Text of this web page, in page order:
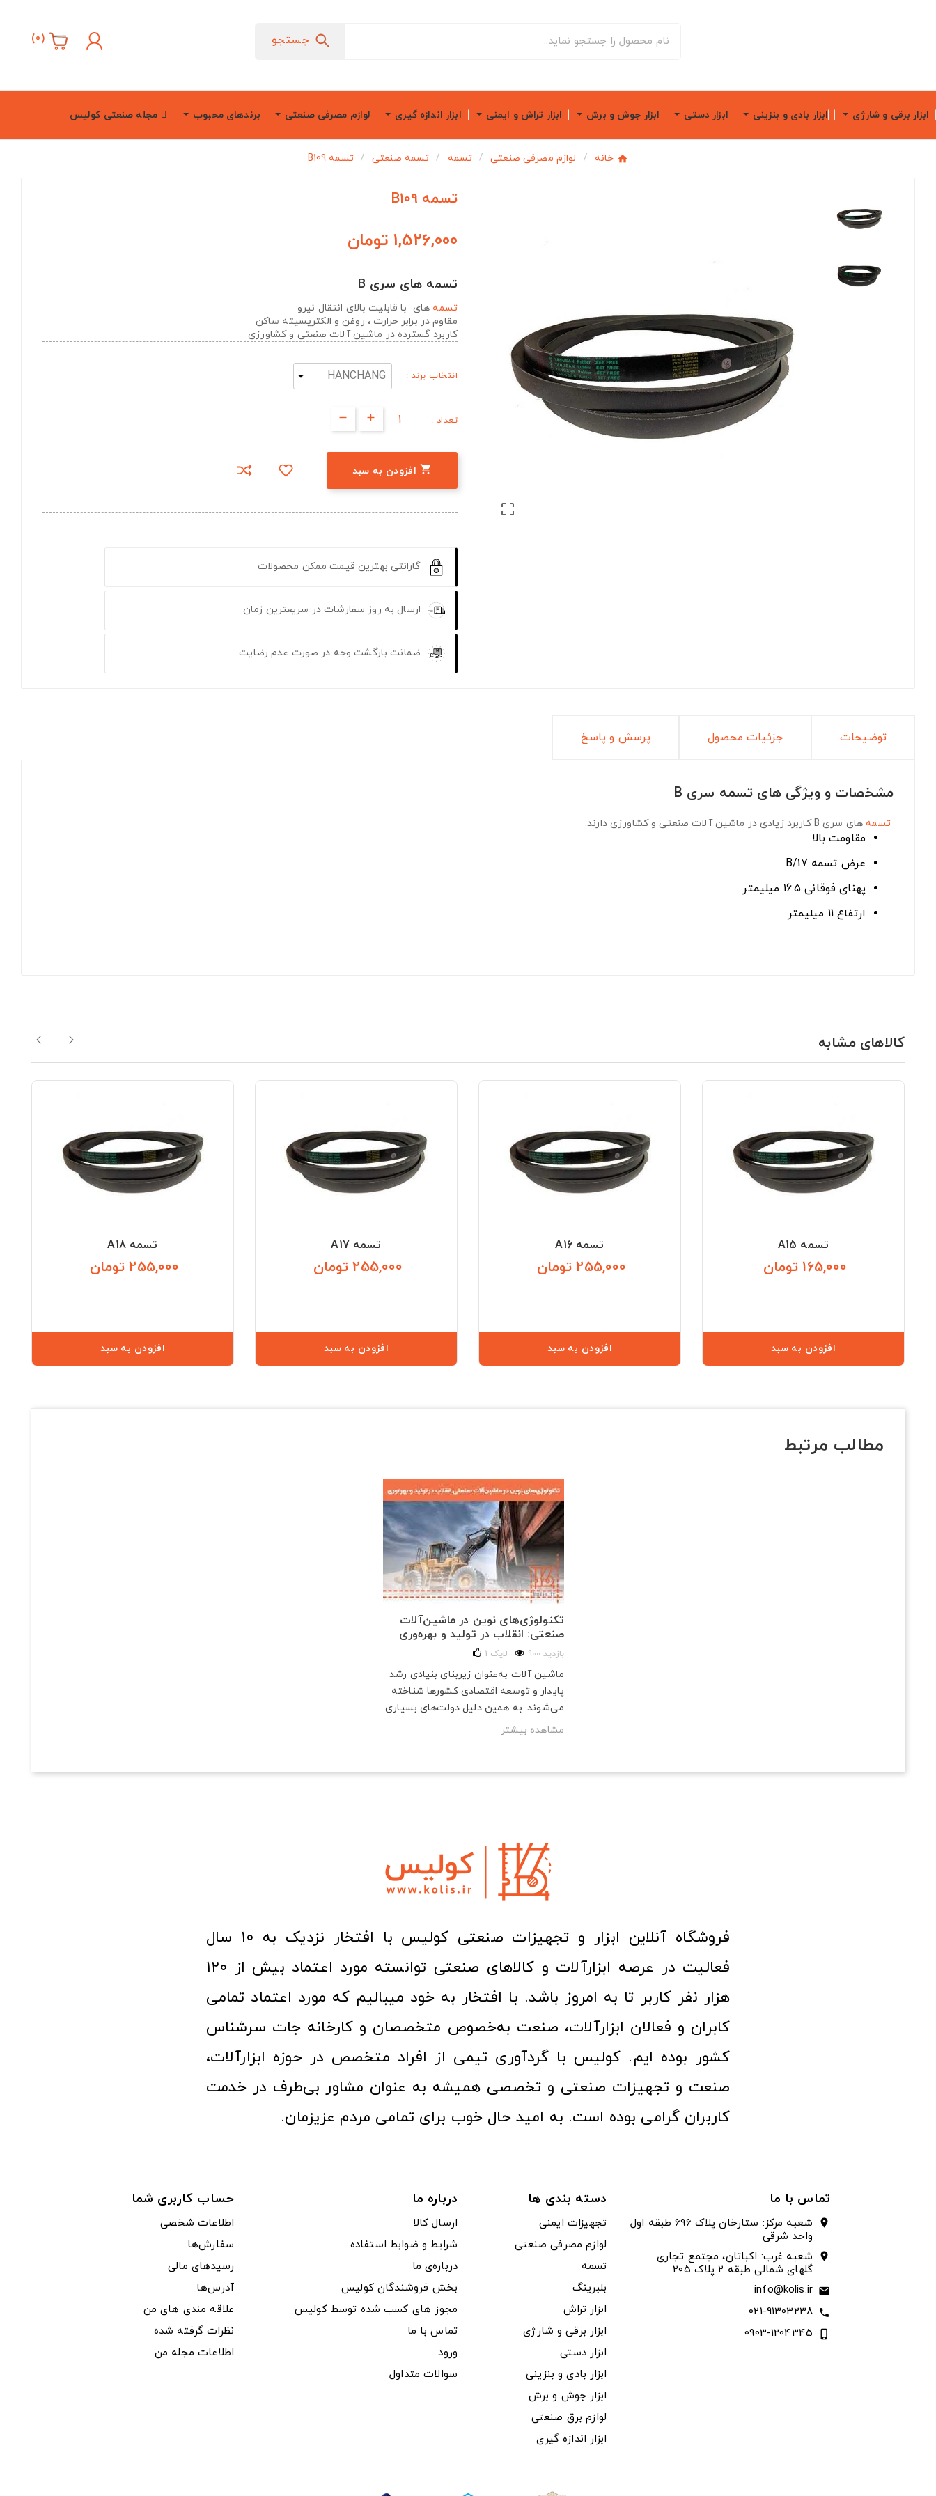
جستجو (
0
)
ابزار برقی و شارژی ابزار بادی و بنزینی ابزار دستی ابزار جوش و برش ابزار تراش و ایمنی ابزار اندازه گیری لوازم مصرفی صنعتی برندهای محبوب مجله صنعتی کولیس
خانه لوازم مصرفی صنعتی تسمه تسمه صنعتی تسمه B109

تسمه B109
1,526,000 تومان
تسمه های سری B
تسمه های با قابلیت بالای انتقال نیرو
مقاوم در برابر حرارت ، روغن و الکتریسیته ساکن
کاربرد گسترده در ماشین آلات صنعتی و کشاورزی
انتخاب برند :
تعداد :
 افزودن به سبد
گارانتی بهترین قیمت ممکن محصولات
ارسال به روز سفارشات در سریعترین زمان
ضمانت بازگشت وجه در صورت عدم رضایت
توضیحات جزئیات محصول پرسش و پاسخ
مشخصات و ویژگی های تسمه سری B
تسمه های سری B کاربرد زیادی در ماشین آلات صنعتی و کشاورزی دارند.
مقاومت بالا
عرض تسمه B/17
پهنای فوقانی 16.5 میلیمتر
ارتفاع 11 میلیمتر
کالاهای مشابه
تسمه A15
165,000 تومان
افزودن به سبد
تسمه A16
255,000 تومان
افزودن به سبد
تسمه A17
255,000 تومان
افزودن به سبد
تسمه A18
255,000 تومان
افزودن به سبد
مطالب مرتبط
تکنولوژی‌های نوین در ماشین‌آلات
صنعتی: انقلاب در تولید و بهره‌وری
900 بازدید 1 لایک
ماشین آلات به‌عنوان زیربنای بنیادی رشد
پایدار و توسعه اقتصادی کشورها شناخته
می‌شوند. به همین دلیل دولت‌های بسیاری...
مشاهده بیشتر
فروشگاه آنلاین ابزار و تجهیزات صنعتی کولیس با افتخار نزدیک به ۱۰ سال
فعالیت در عرصه ابزارآلات و کالاهای صنعتی توانسته مورد اعتماد بیش از ۱۲۰
هزار نفر کاربر تا به امروز باشد. با افتخار به خود میبالیم که مورد اعتماد تمامی
کابران و فعالان ابزارآلات، صنعت به‌خصوص متخصصان و کارخانه جات سرشناس
کشور بوده ایم. کولیس با گردآوری تیمی از افراد متخصص در حوزه ابزارآلات،
صنعت و تجهیزات صنعتی و تخصصی همیشه به عنوان مشاور بی‌طرف در خدمت
کاربران گرامی بوده است. به امید حال خوب برای تمامی مردم عزیزمان.
تماس با ما
location_on
شعبه مرکز: ستارخان پلاک ۶۹۶ طبقه اول
واحد شرقی
location_on
شعبه غرب: اکباتان، مجتمع تجاری
گلهای شمالی طبقه ۲ پلاک ۲۰۵
email
info@kolis.ir
call
021-91303238
phone_iphone
0903-1204345
دسته بندی ها
تجهیزات ایمنی
لوازم مصرفی صنعتی
تسمه
بلبرینگ
ابزار تراش
ابزار برقی و شارژی
ابزار دستی
ابزار بادی و بنزینی
ابزار جوش و برش
لوازم برق صنعتی
ابزار اندازه گیری
درباره ما
ارسال کالا
شرایط و ضوابط استفاده
درباره‌ی ما
بخش فروشندگان کولیس
مجوز های کسب شده توسط کولیس
تماس با ما
ورود
سوالات متداول
حساب کاربری شما
اطلاعات شخصی
سفارش‌ها
رسیدهای مالی
آدرس‌ها
علاقه مندی های من
نظرات گرفته شده
اطلاعات مجله من